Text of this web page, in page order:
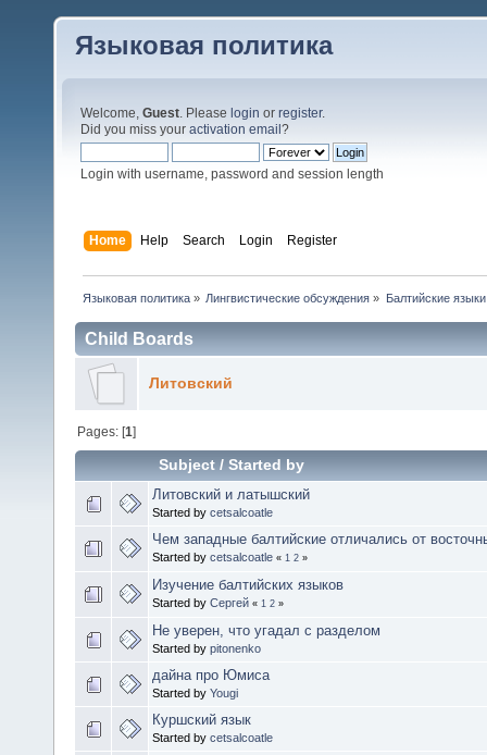
Языковая политика
Welcome, Guest. Please login or register.
Did you miss your activation email ?
Login with username, password and session length
Home Help Search Login Register
Языковая политика» Лингвистические обсуждения » Балтийские языки
Child Boards
Литовский
Pages: [1]
Subject/ Started by
Литовский и латышский
Started by cetsalcoatle
Чем западные балтийские отличались от
Started by cetsalcoatle « 1 2 »
Изучение балтийских языков
Started by Сергей « 1 2 »
Не уверен, что угадал с разделом
Started by pitonenko
дайна про Юмиса
Started by Yougi
Куршский язык
Started by cetsalcoatle